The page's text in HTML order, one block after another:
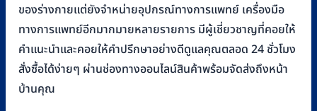
ของร่างกายแต่ยังจำหน่ายอุปกรณ์ทางการแพทย์ เครื่องมือ
ทางการแพทย์อีกมากมายหลายรายการ มีผู้เชี่ยวชาญที่คอยให้
คำแนะนำและคอยให้คำปรึกษาอย่างดีดูแลคุณตลอด 24 ชั่วโมง
สั่งซื้อได้ง่ายๆ ผ่านช่องทางออนไลน์สินค้าพร้อมจัดส่งถึงหน้า
บ้านคุณ